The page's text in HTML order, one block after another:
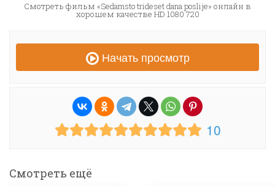
Смотреть фильм «Sedamsto trideset dana poslije» онлайн в
хорошем качестве HD 1080 720
Начать просмотр
10
Смотреть ещё